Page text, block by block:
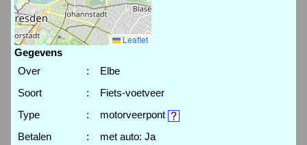
Leaflet
Gegevens
Over
:
Elbe
Soort
:
Fiets-voetveer
Type
:
motorveerpont
Betalen
:
met auto: Ja